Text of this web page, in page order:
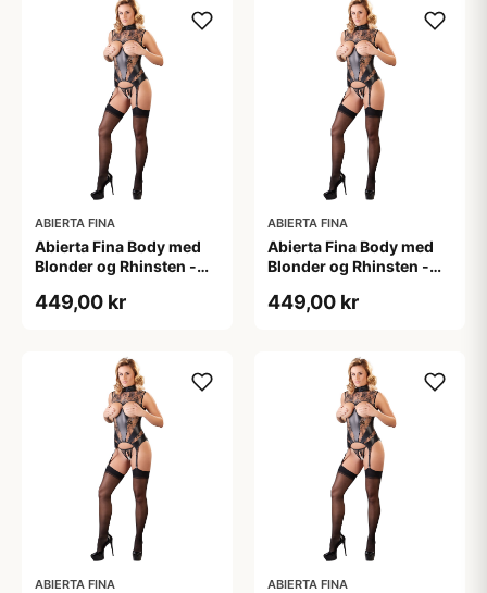
ABIERTA FINA
Abierta Fina Body med
Blonder og Rhinsten -
449,00 kr
ABIERTA FINA
Abierta Fina Body med
Blonder og Rhinsten -
449,00 kr
ABIERTA FINA ABIERTA FINA